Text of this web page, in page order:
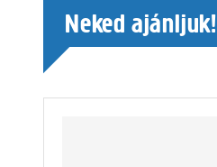
Neked ajánljuk!